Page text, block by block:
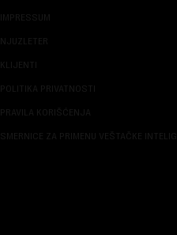
IMPRESSUM
NJUZLETER
KLIJENTI
POLITIKA PRIVATNOSTI
PRAVILA KORIŠĆENJA
SMERNICE ZA PRIMENU VEŠTAČKE